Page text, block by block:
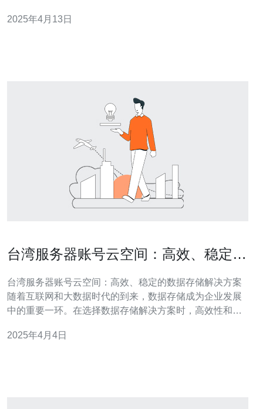
据自身需求选择适合的网络架构，从而实现高效的数据传
2025年4月13日
台湾服务器账号云空间：高效、稳定的
台湾服务器账号云空间：高效、稳定的数据存储解决方案
随着互联网和大数据时代的到来，数据存储成为企业发展
中的重要一环。在选择数据存储解决方案时，高效性和稳
号云空间，它是一种高效、稳定的数据存储解决方案。 台
2025年4月4日